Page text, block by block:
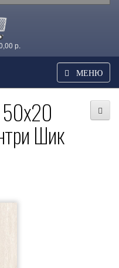
р.
МЕНЮ
50x20
Шик